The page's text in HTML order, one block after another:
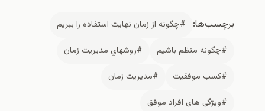
برچسب‌ها:
#چگونه از زمان نهایت استفاده را ببریم
#چگونه منظم باشیم
#روشهاي مدیریت زمان
#کسب موفقیت
#مدیریت زمان
#ویژگی های افراد موفق